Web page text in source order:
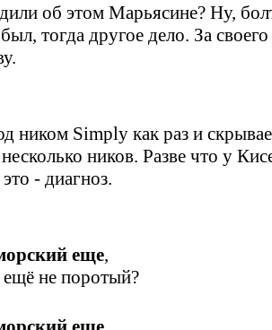
об этом Марьясине? Ну,
тогда другое дело. За
ником Simply как раз и
ников. Разве что у
- диагноз.
еще,
не поротый?